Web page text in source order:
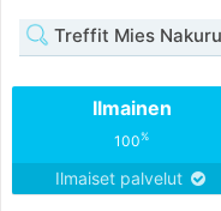
Treffit Mies Nakuru
Ilmainen
100%
Ilmaiset palvelut